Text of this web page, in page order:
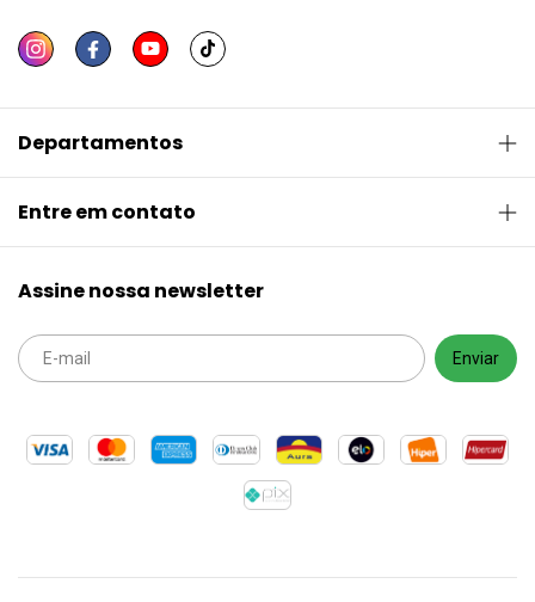
Departamentos
Entre em contato
Assine nossa newsletter